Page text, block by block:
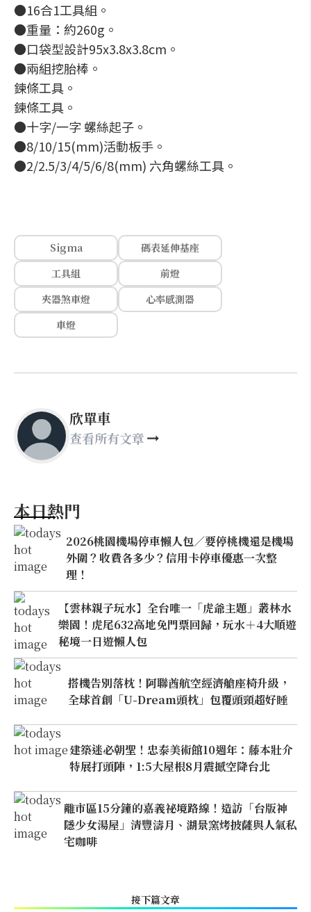
●16合1工具組。
●重量：約260g。
●口袋型設計95x3.8x3.8cm。
●兩組挖胎棒。
鍊條工具。
鍊條工具。
●十字/一字 螺絲起子。
●8/10/15(mm)活動板手。
●2/2.5/3/4/5/6/8(mm) 六角螺絲工具。
Sigma
碼表延伸基座
工具組
前燈
夾器煞車燈
心率感測器
車燈
欣單車
查看所有文章
本日熱門
2026桃園機場停車懶人包／要停桃機還是機場
外圍？收費各多少？信用卡停車優惠一次整
理！
【雲林親子玩水】全台唯一「虎爺主題」叢林水
樂園！虎尾632高地免門票回歸，玩水＋4大順遊
秘境一日遊懶人包
搭機告別落枕！阿聯酋航空經濟艙座椅升級，
全球首創「U-Dream頭枕」包覆頭頸超好睡
建築迷必朝聖！忠泰美術館10週年：藤本壯介
特展打頭陣，1:5大屋根8月震撼空降台北
離市區15分鐘的嘉義祕境路線！造訪「台版神
隱少女湯屋」清豐濤月、湖景窯烤披薩與人氣私
宅咖啡
接下篇文章